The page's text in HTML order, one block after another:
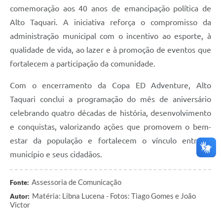
comemoração aos 40 anos de emancipação política de
Alto Taquari. A iniciativa reforça o compromisso da
administração municipal com o incentivo ao esporte, à
qualidade de vida, ao lazer e à promoção de eventos que
fortalecem a participação da comunidade.
Com o encerramento da Copa ED Adventure, Alto
Taquari conclui a programação do mês de aniversário
celebrando quatro décadas de história, desenvolvimento
e conquistas, valorizando ações que promovem o bem-
estar da população e fortalecem o vínculo entre o
município e seus cidadãos.
Fonte: Assessoria de Comunicação
Autor: Matéria: Libna Lucena - Fotos: Tiago Gomes e João
Victor